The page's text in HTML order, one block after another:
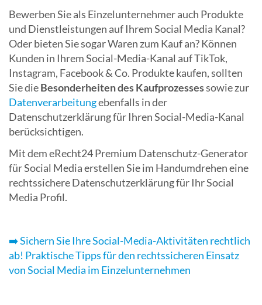
Bewerben Sie als Einzelunternehmer auch Produkte
und Dienstleistungen auf Ihrem Social Media Kanal?
Oder bieten Sie sogar Waren zum Kauf an? Können
Kunden in Ihrem Social-Media-Kanal auf TikTok,
Instagram, Facebook & Co. Produkte kaufen, sollten
Sie dieBesonderheiten des Kaufprozessessowie zur
Datenverarbeitungebenfalls in der
Datenschutzerklärung für Ihren Social-Media-Kanal
berücksichtigen.
Mit dem eRecht24 Premium Datenschutz-Generator
für Social Media erstellen Sie im Handumdrehen eine
rechtssichere Datenschutzerklärung für Ihr Social
Media Profil.
➡️ Sichern Sie Ihre Social-Media-Aktivitäten rechtlich
ab! Praktische Tipps für den rechtssicheren Einsatz
von Social Media im Einzelunternehmen